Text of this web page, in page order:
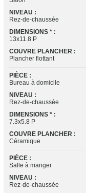
NIVEAU :
Rez-de-chaussée
DIMENSIONS * :
13x11.8 P
COUVRE PLANCHER :
Plancher flottant
PIÈCE :
Bureau à domicile
NIVEAU :
Rez-de-chaussée
DIMENSIONS * :
7.3x5.8 P
COUVRE PLANCHER :
Céramique
PIÈCE :
Salle à manger
NIVEAU :
Rez-de-chaussée